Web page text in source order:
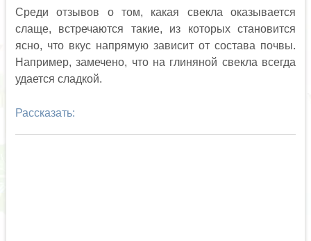
Среди отзывов о том, какая свекла оказывается
слаще, встречаются такие, из которых становится
ясно, что вкус напрямую зависит от состава почвы.
Например, замечено, что на глиняной свекла всегда
удается сладкой.
Рассказать: